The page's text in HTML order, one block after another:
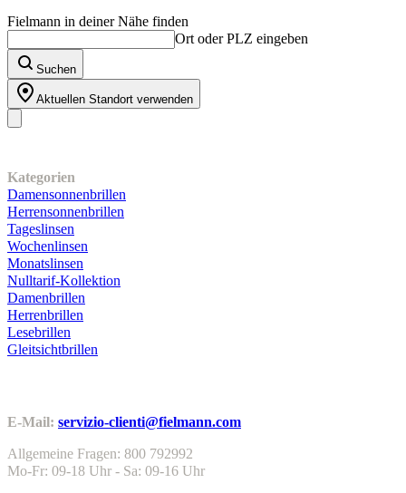
Fielmann in deiner Nähe finden
Ort oder PLZ eingeben
Suchen
Aktuellen Standort verwenden
Kategorien
Damensonnenbrillen
Herrensonnenbrillen
Tageslinsen
Wochenlinsen
Monatslinsen
Nulltarif-Kollektion
Damenbrillen
Herrenbrillen
Lesebrillen
Gleitsichtbrillen
E-Mail: servizio-clienti@fielmann.com
Allgemeine Fragen: 800 792992
Mo-Fr: 09-18 Uhr - Sa: 09-16 Uhr